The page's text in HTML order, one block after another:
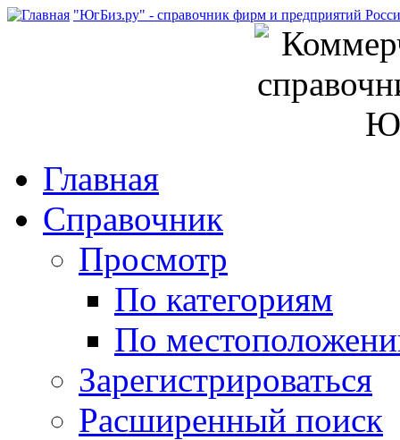
"ЮгБиз.ру" - справочник фирм и предприятий
Главная
Справочник
Просмотр
По категориям
По
Зарегистрироваться
Расширенный поиск